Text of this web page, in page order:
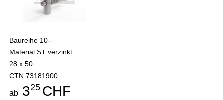
Baureihe 10--
Material ST verzinkt
28 x 50
CTN 73181900
ab 325 CHF